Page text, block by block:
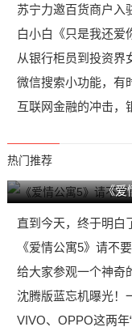
苏宁力邀百货商户入
白小白《只是我还爱
从银行柜员到投资界
微信搜索小功能，有
互联网金融的冲击
热门推荐
《爱
直到今天，终于明白
《爱情公寓5》请不
给大家参观一个神奇
沈腾版蓝忘机曝光！
VIVO、OPPO这两年